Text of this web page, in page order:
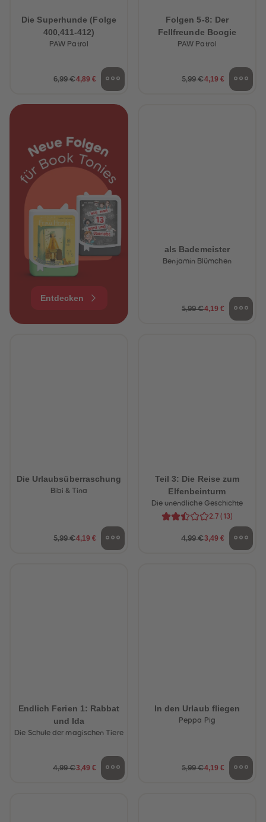
Die Superhunde (Folge
400,411-412)
PAW Patrol
6,99 €4,89 €
Folgen 5-8: Der
Fellfreunde Boogie
PAW Patrol
5,99 €4,19 €
Entdecken
als Bademeister
Benjamin Blümchen
5,99 €4,19 €
Die Urlaubsüberraschung
Bibi & Tina
5,99 €4,19 €
Teil 3: Die Reise zum
Elfenbeinturm
Die unendliche Geschichte
2.7 ( 13)
4,99 €3,49 €
Endlich Ferien 1: Rabbat
und Ida
Die Schule der magischen Tiere
4,99 €3,49 €
In den Urlaub fliegen
Peppa Pig
5,99 €4,19 €